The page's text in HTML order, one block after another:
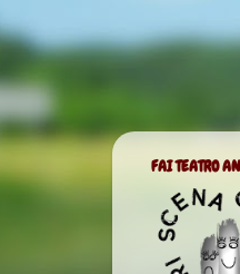
FAI TEATRO